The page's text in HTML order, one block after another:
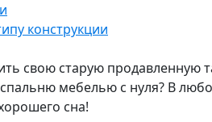
конструкции
свою старую продавленную
мебелью с нуля? В
сна!